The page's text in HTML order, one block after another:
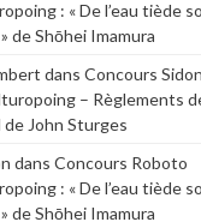
: « De l’eau tiède
de Shōhei Imamura
dans Concours
– Règlements
de John Sturges
dans Concours Roboto
: « De l’eau tiède
de Shōhei Imamura